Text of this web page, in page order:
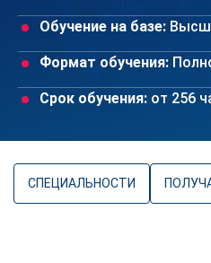
Обучение на базе:
Формат обучения:
Срок обучения: от 256
СПЕЦИАЛЬНОСТИ